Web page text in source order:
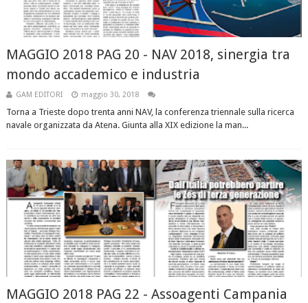
MAGGIO 2018 PAG 20 - NAV 2018, sinergia tra
mondo accademico e industria
GAM EDITORI maggio 30, 2018
Torna a Trieste dopo trenta anni NAV, la conferenza triennale sulla ricerca
navale organizzata da Atena. Giunta alla XIX edizione la man...
MAGGIO 2018 PAG 22 - Assoagenti Campania